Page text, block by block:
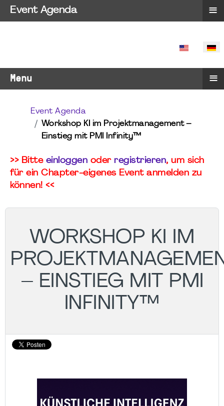
SPRACHE
Menu ≡
Event Agenda
Workshop KI im Projektmanagement –
Einstieg mit PMI Infinity™
>> Bitte einloggen oder registrieren, um sich
für ein Chapter-eigenes Event anmelden zu
können! <<
WORKSHOP KI IM
– EINSTIEG MIT PMI
INFINITY™
Event Agenda ≡